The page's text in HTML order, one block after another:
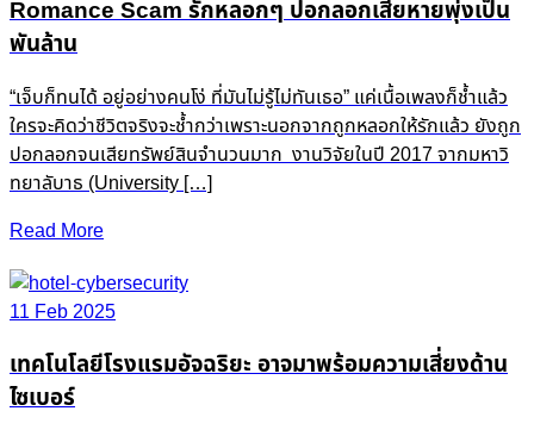
Romance Scam รักหลอกๆ ปอกลอกเสียหายพุ่งเป็น
พันล้าน
“เจ็บก็ทนได้ อยู่อย่างคนโง่ ที่มันไม่รู้ไม่ทันเธอ” แค่เนื้อเพลงก็ช้ำแล้ว
ใครจะคิดว่าชีวิตจริงจะช้ำกว่าเพราะนอกจากถูกหลอกให้รักแล้ว ยังถูก
ปอกลอกจนเสียทรัพย์สินจำนวนมาก งานวิจัยในปี 2017 จากมหาวิ
ทยาลับาธ (University […]
Read More
11 Feb 2025
เทคโนโลยีโรงแรมอัจฉริยะ อาจมาพร้อมความเสี่ยงด้าน
ไซเบอร์